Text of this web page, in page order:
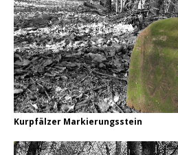
Kurpfälzer Markierungsstein